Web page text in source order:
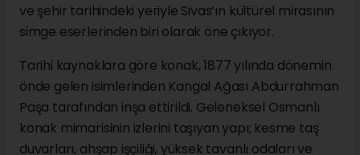
ve şehir tarihindeki yeriyle Sivas’ın kültürel mirasının
simge eserlerinden biri olarak öne çıkıyor.
Tarihi kaynaklara göre konak, 1877 yılında dönemin
önde gelen isimlerinden Kangal Ağası Abdurrahman
Paşa tarafından inşa ettirildi. Geleneksel Osmanlı
konak mimarisinin izlerini taşıyan yapı; kesme taş
duvarları, ahşap işçiliği, yüksek tavanlı odaları ve